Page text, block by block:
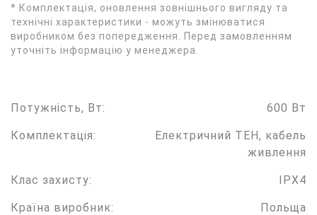
* Комплектація, оновлення зовнішнього вигляду та
технічні характеристики - можуть змінюватися
виробником без попередження. Перед замовленням
уточніть інформацію у менеджера.
Потужність, Вт: 600 Вт
Комплектація:
Електричний ТЕН, кабель
живлення
Клас захисту: IPX4
Країна виробник: Польща